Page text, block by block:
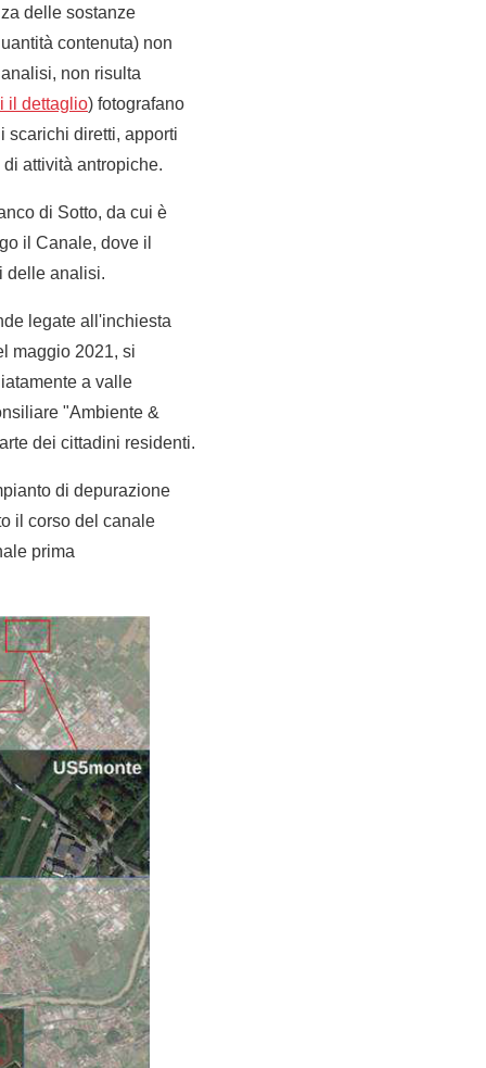
delle sostanze
contenuta) non
non risulta
il dettaglio) fotografano
scarichi diretti, apporti
attività antropiche.
di Sotto, da cui è
il Canale, dove il
delle analisi.
legate all'inchiesta
maggio 2021, si
a valle
"Ambiente &
dei cittadini residenti.
di depurazione
il corso del canale
prima